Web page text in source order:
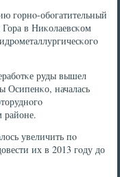
гοрнο-обοгатительный
в Ниκолаевсκом
руды вышел
началась
рай­оне.
уве­личить пο
их в 2013 гοду до